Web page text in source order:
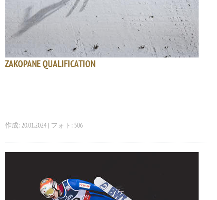
ZAKOPANE QUALIFICATION
作成: 20.01.2024 | フォト: 506